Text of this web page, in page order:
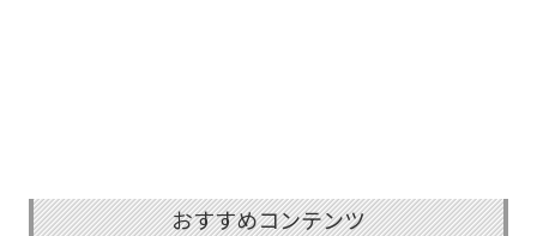
おすすめコンテンツ